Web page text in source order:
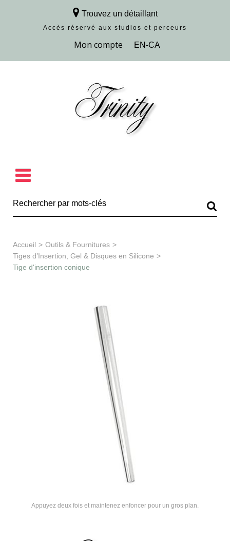
Trouvez un détaillant
Accès réservé aux studios et perceurs
Découvrir la collection
Besoin d’aide ?
Accueil > Outils & Fournitures >
Tiges d’Insertion, Gel & Disques en Silicone >
Tige d'insertion conique
Appuyez deux fois et maintenez enfoncer pour un gros plan.